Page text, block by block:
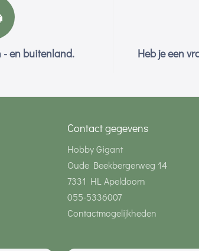
en buitenland. Heb je een
Contact gegevens
Hobby Gigant
Oude Beekbergerweg 14
7331 HL Apeldoorn
055-5336007
Contactmogelijkheden